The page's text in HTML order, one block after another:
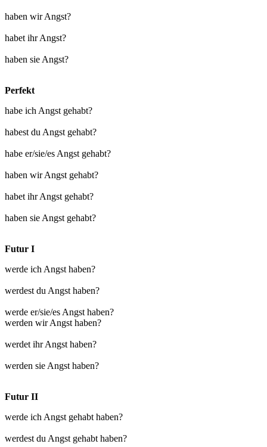
haben wir Angst?
habet ihr Angst?
haben sie Angst?
Perfekt
habe ich Angst gehabt?
habest du Angst gehabt?
habe er/sie/es Angst gehabt?
haben wir Angst gehabt?
habet ihr Angst gehabt?
haben sie Angst gehabt?
Futur I
werde ich Angst haben?
werdest du Angst haben?
werde er/sie/es Angst haben?
werden wir Angst haben?
werdet ihr Angst haben?
werden sie Angst haben?
Futur II
werde ich Angst gehabt haben?
werdest du Angst gehabt haben?